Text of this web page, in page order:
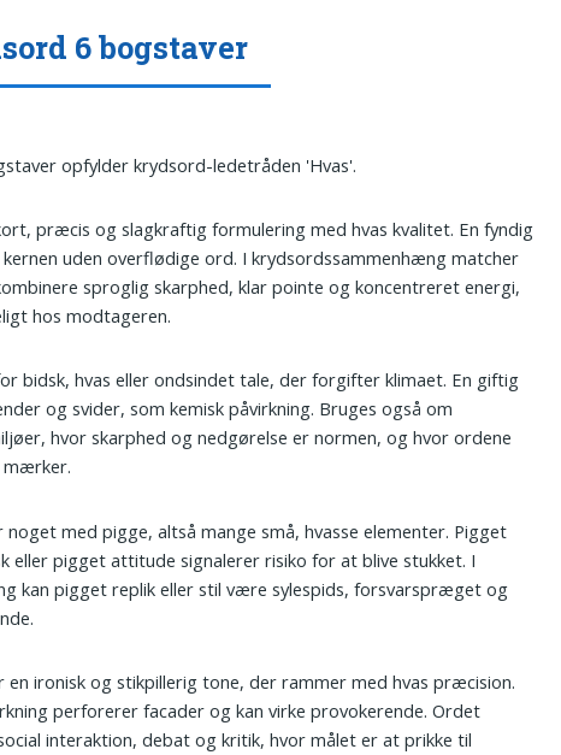
6 bogstaver
opfylder krydsord-ledetråden 'Hvas'.
præcis og slagkraftig formulering med hvas kvalitet. En fyndig
uden overflødige ord. I krydsordssammenhæng matcher
sproglig skarphed, klar pointe og koncentreret energi,
hos modtageren.
bidsk, hvas eller ondsindet tale, der forgifter klimaet. En giftig
og svider, som kemisk påvirkning. Bruges også om
hvor skarphed og nedgørelse er normen, og hvor ordene
mærker.
noget med pigge, altså mange små, hvasse elementer. Pigget
eller pigget attitude signalerer risiko for at blive stukket. I
kan pigget replik eller stil være sylespids, forsvarspræget og
en ironisk og stikpillerig tone, der rammer med hvas præcision.
perforerer facader og kan virke provokerende. Ordet
interaktion, debat og kritik, hvor målet er at prikke til